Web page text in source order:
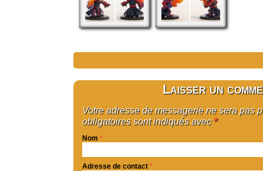
Laisser un
Votre adresse de messagerie ne sera pas
obligatoires sont indiqués avec *
Nom *
Adresse de contact *